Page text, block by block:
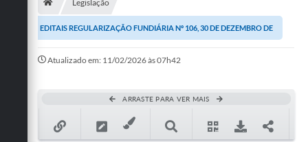
Publicações
A Prefeitura
Ouvidoria
Legislação
EDITAIS REGULARIZAÇÃO FUNDIÁRIA Nº 106, 30 DE DEZEMBRO DE
Atualizado em: 11/02/2026 às 07h42
ARRASTE PARA VER MAIS